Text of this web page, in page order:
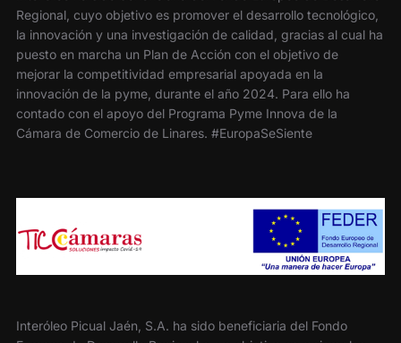
Regional, cuyo objetivo es promover el desarrollo tecnológico,
la innovación y una investigación de calidad, gracias al cual ha
puesto en marcha un Plan de Acción con el objetivo de
mejorar la competitividad empresarial apoyada en la
innovación de la pyme, durante el año 2024. Para ello ha
contado con el apoyo del Programa Pyme Innova de la
Cámara de Comercio de Linares. #EuropaSeSiente
Interóleo Picual Jaén, S.A. ha sido beneficiaria del Fondo